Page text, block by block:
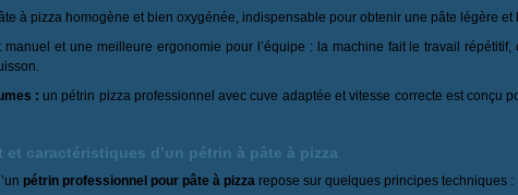
à pizza homogène et bien oxygénée, indispensable pour obtenir une pâte légère et
manuel et une meilleure ergonomie pour l’équipe : la machine fait le travail
: un pétrin pizza professionnel avec cuve adaptée et vitesse correcte est conçu
caractéristiques d’un pétrin à pâte à pizza
pétrin professionnel pour pâte à pizza repose sur quelques principes techniques :